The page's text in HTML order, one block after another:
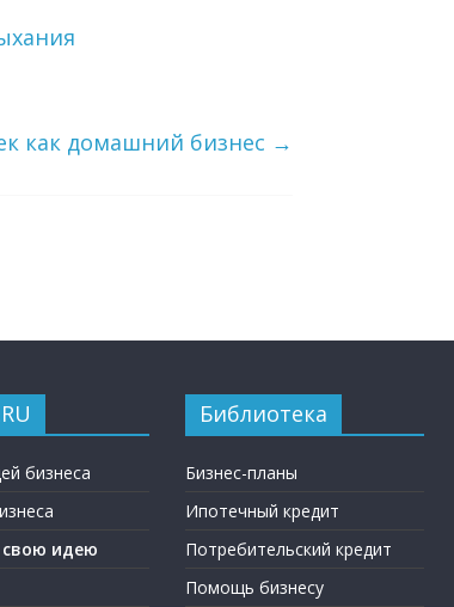
как домашний бизнес →
бизнеса
идею
Библиотека
Бизнес-планы
Ипотечный кредит
Потребительский кредит
Помощь бизнесу